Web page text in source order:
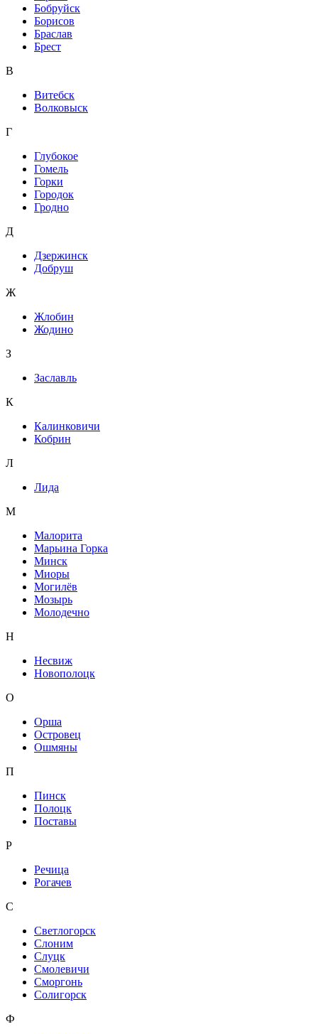
Бобруйск
Борисов
Браслав
Брест
В
Витебск
Волковыск
Г
Глубокое
Гомель
Горки
Городок
Гродно
Д
Дзержинск
Добруш
Ж
Жлобин
Жодино
З
Заславль
К
Калинковичи
Кобрин
Л
Лида
М
Малорита
Марьина Горка
Минск
Миоры
Могилёв
Мозырь
Молодечно
Н
Несвиж
Новополоцк
О
Орша
Островец
Ошмяны
П
Пинск
Полоцк
Поставы
Р
Речица
Рогачев
С
Светлогорск
Слоним
Слуцк
Смолевичи
Сморгонь
Солигорск
Ф